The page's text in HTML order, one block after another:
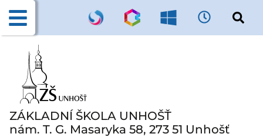
ZÁKLADNÍ ŠKOLA UNHOŠŤ
nám. T. G. Masaryka 58, 273 51 Unhošť